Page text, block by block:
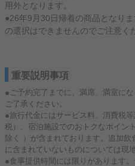
用外となります。
●26年9月30日帰着の商品となり
の選択はできませんのでご注意く
重要説明事項
●ご予約完了までに、満席、満室に
ご了承ください。
●旅行代金にはサービス料、消費税
税）、宿泊施設でのおトクなポイン
除く ）が含まれております。追加
に含まれていないものについては現
●食事提供時間には限りがあります